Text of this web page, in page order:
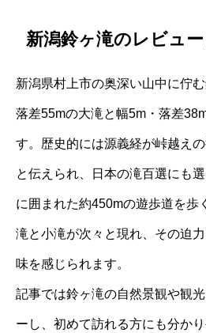
新潟鈴ヶ滝のレビュ
新潟県村上市の奥深い山中に佇
落差55mの大滝と幅5m・落差
す。歴史的には源義経が峠越え
と伝えられ、日本の滝百選にも
に囲まれた約450mの遊歩道を歩
滝と小滝が次々と現れ、その迫
味を感じられます。
記事では鈴ヶ滝の自然景観や観
ーし、初めて訪れる方にも分か